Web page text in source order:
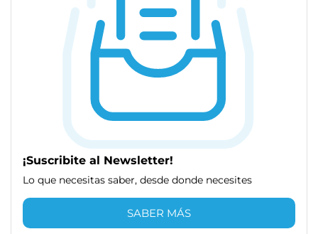
¡Suscribite al Newsletter!
Lo que necesitas saber, desde donde necesites
SABER MÁS